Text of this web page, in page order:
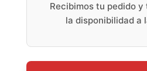
Recibimos tu pedido
la disponibilidad a